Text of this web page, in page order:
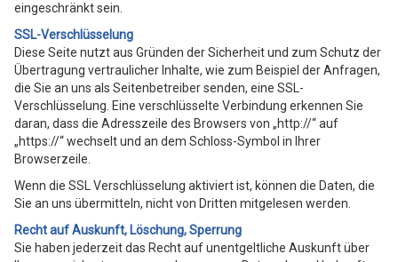
eingeschränkt sein.
SSL-Verschlüsselung
Diese Seite nutzt aus Gründen der Sicherheit und zum Schutz der
Übertragung vertraulicher Inhalte, wie zum Beispiel der Anfragen,
die Sie an uns als Seitenbetreiber senden, eine SSL-
Verschlüsselung. Eine verschlüsselte Verbindung erkennen Sie
daran, dass die Adresszeile des Browsers von „http://“ auf
„https://“ wechselt und an dem Schloss-Symbol in Ihrer
Browserzeile.
Wenn die SSL Verschlüsselung aktiviert ist, können die Daten, die
Sie an uns übermitteln, nicht von Dritten mitgelesen werden.
Recht auf Auskunft, Löschung, Sperrung
Sie haben jederzeit das Recht auf unentgeltliche Auskunft über